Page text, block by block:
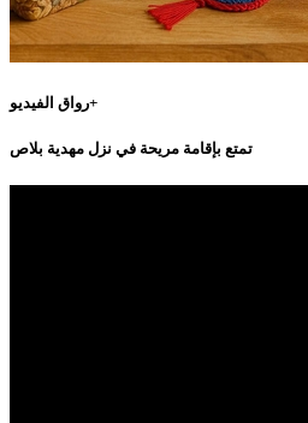
رواق الفيديو+
تمتع بإقامة مريحة في نزل مهدية بلاص